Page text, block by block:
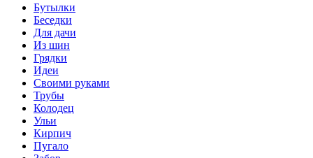
Бутылки
Беседки
Для дачи
Из шин
Грядки
Идеи
Своими руками
Трубы
Колодец
Ульи
Кирпич
Пугало